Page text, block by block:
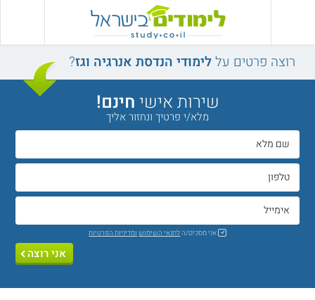
רוצה פרטים עללימודי הנדסת אנרגיה וגז?
שירות אישיחינם!
מלא/י פרטיך ונחזור אליך
אני מסכים/הלתנאי השימוש ומדיניות הפרטיות
אני רוצה